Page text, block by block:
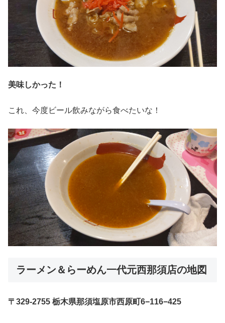
美味しかった！
これ、今度ビール飲みながら食べたいな！
ラーメン＆らーめん一代元西那須店の地図
〒329-2755 栃木県那須塩原市西原町6−116−425